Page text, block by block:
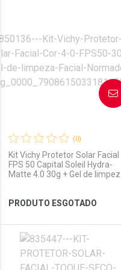
Laboratório
Ativar Desconto
Por R$ 144,90/cada
Por Menos
(0)
Kit Vichy Protetor Solar Facial
FPS 50 Capital Soleil Hydra-
Matte 4.0 30g + Gel de limpeza
PRODUTO ESGOTADO
AVISE-ME